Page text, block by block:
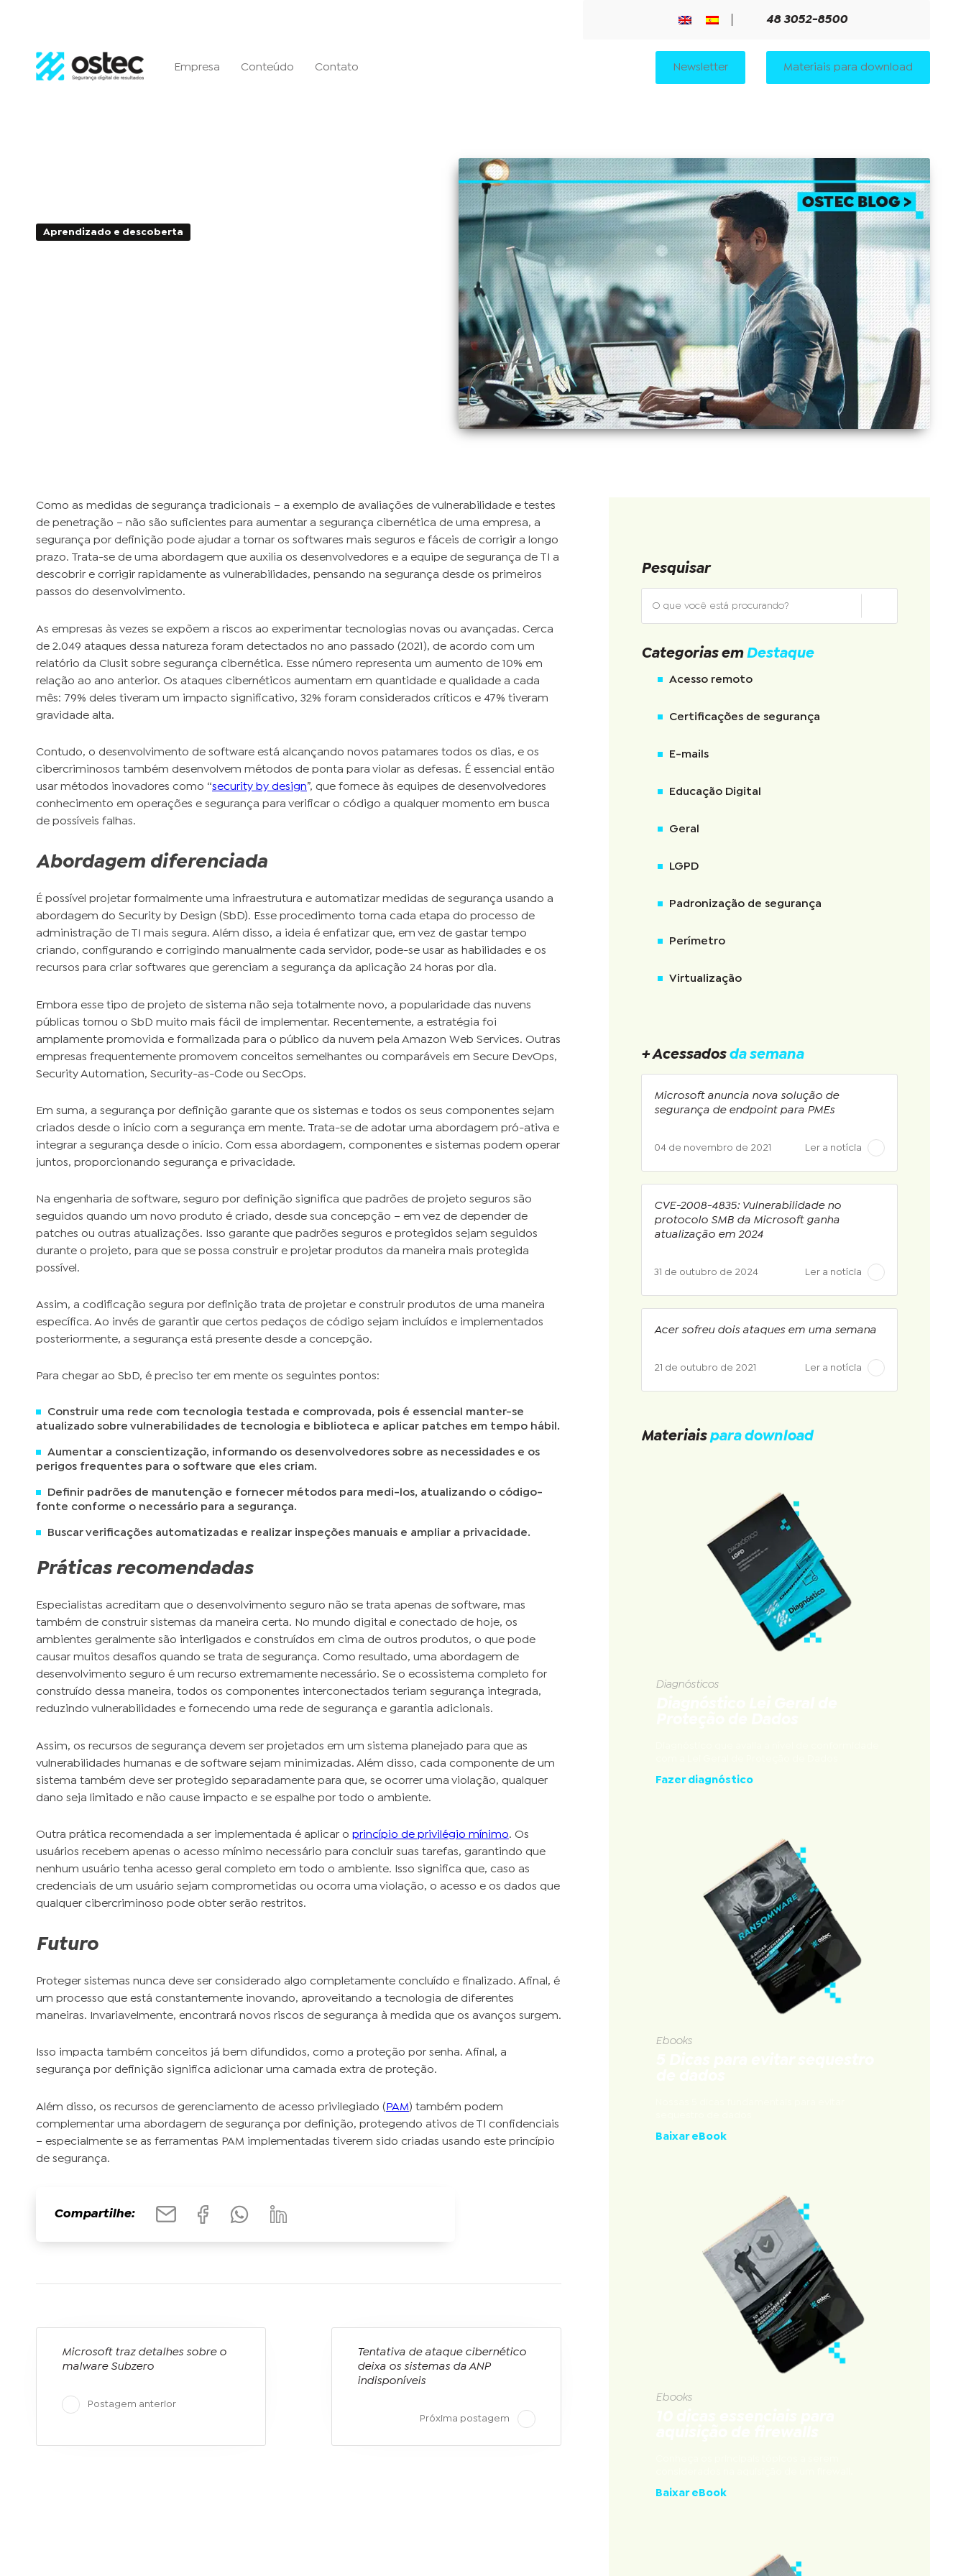
48 3052-8500
Empresa Conteúdo Contato Newsletter Materiais para download
Aprendizado e descoberta
Como as medidas de segurança tradicionais – a exemplo de avaliações de vulnerabilidade e testes
de penetração – não são suficientes para aumentar a segurança cibernética de uma empresa, a
segurança por definição pode ajudar a tornar os softwares mais seguros e fáceis de corrigir a longo
prazo. Trata-se de uma abordagem que auxilia os desenvolvedores e a equipe de segurança de TI a
descobrir e corrigir rapidamente as vulnerabilidades, pensando na segurança desde os primeiros
passos do desenvolvimento.
As empresas às vezes se expõem a riscos ao experimentar tecnologias novas ou avançadas. Cerca
de 2.049 ataques dessa natureza foram detectados no ano passado (2021), de acordo com um
relatório da Clusit sobre segurança cibernética. Esse número representa um aumento de 10% em
relação ao ano anterior. Os ataques cibernéticos aumentam em quantidade e qualidade a cada
mês: 79% deles tiveram um impacto significativo, 32% foram considerados críticos e 47% tiveram
gravidade alta.
Contudo, o desenvolvimento de software está alcançando novos patamares todos os dias, e os
cibercriminosos também desenvolvem métodos de ponta para violar as defesas. É essencial então
usar métodos inovadores como “security by design”, que fornece às equipes de desenvolvedores
conhecimento em operações e segurança para verificar o código a qualquer momento em busca
de possíveis falhas.
Abordagem diferenciada
É possível projetar formalmente uma infraestrutura e automatizar medidas de segurança usando a
abordagem do Security by Design (SbD). Esse procedimento torna cada etapa do processo de
administração de TI mais segura. Além disso, a ideia é enfatizar que, em vez de gastar tempo
criando, configurando e corrigindo manualmente cada servidor, pode-se usar as habilidades e os
recursos para criar softwares que gerenciam a segurança da aplicação 24 horas por dia.
Embora esse tipo de projeto de sistema não seja totalmente novo, a popularidade das nuvens
públicas tornou o SbD muito mais fácil de implementar. Recentemente, a estratégia foi
amplamente promovida e formalizada para o público da nuvem pela Amazon Web Services. Outras
empresas frequentemente promovem conceitos semelhantes ou comparáveis em Secure DevOps,
Security Automation, Security-as-Code ou SecOps.
Em suma, a segurança por definição garante que os sistemas e todos os seus componentes sejam
criados desde o início com a segurança em mente. Trata-se de adotar uma abordagem pró-ativa e
integrar a segurança desde o início. Com essa abordagem, componentes e sistemas podem operar
juntos, proporcionando segurança e privacidade.
Na engenharia de software, seguro por definição significa que padrões de projeto seguros são
seguidos quando um novo produto é criado, desde sua concepção – em vez de depender de
patches ou outras atualizações. Isso garante que padrões seguros e protegidos sejam seguidos
durante o projeto, para que se possa construir e projetar produtos da maneira mais protegida
possível.
Assim, a codificação segura por definição trata de projetar e construir produtos de uma maneira
específica. Ao invés de garantir que certos pedaços de código sejam incluídos e implementados
posteriormente, a segurança está presente desde a concepção.
Para chegar ao SbD, é preciso ter em mente os seguintes pontos:
Construir uma rede com tecnologia testada e comprovada, pois é essencial manter-se
atualizado sobre vulnerabilidades de tecnologia e biblioteca e aplicar patches em tempo hábil.
Aumentar a conscientização, informando os desenvolvedores sobre as necessidades e os
perigos frequentes para o software que eles criam.
Definir padrões de manutenção e fornecer métodos para medi-los, atualizando o código-
fonte conforme o necessário para a segurança.
Buscar verificações automatizadas e realizar inspeções manuais e ampliar a privacidade.
Práticas recomendadas
Especialistas acreditam que o desenvolvimento seguro não se trata apenas de software, mas
também de construir sistemas da maneira certa. No mundo digital e conectado de hoje, os
ambientes geralmente são interligados e construídos em cima de outros produtos, o que pode
causar muitos desafios quando se trata de segurança. Como resultado, uma abordagem de
desenvolvimento seguro é um recurso extremamente necessário. Se o ecossistema completo for
construído dessa maneira, todos os componentes interconectados teriam segurança integrada,
reduzindo vulnerabilidades e fornecendo uma rede de segurança e garantia adicionais.
Assim, os recursos de segurança devem ser projetados em um sistema planejado para que as
vulnerabilidades humanas e de software sejam minimizadas. Além disso, cada componente de um
sistema também deve ser protegido separadamente para que, se ocorrer uma violação, qualquer
dano seja limitado e não cause impacto e se espalhe por todo o ambiente.
Outra prática recomendada a ser implementada é aplicar o princípio de privilégio mínimo. Os
usuários recebem apenas o acesso mínimo necessário para concluir suas tarefas, garantindo que
nenhum usuário tenha acesso geral completo em todo o ambiente. Isso significa que, caso as
credenciais de um usuário sejam comprometidas ou ocorra uma violação, o acesso e os dados que
qualquer cibercriminoso pode obter serão restritos.
Futuro
Proteger sistemas nunca deve ser considerado algo completamente concluído e finalizado. Afinal, é
um processo que está constantemente inovando, aproveitando a tecnologia de diferentes
maneiras. Invariavelmente, encontrará novos riscos de segurança à medida que os avanços surgem.
Isso impacta também conceitos já bem difundidos, como a proteção por senha. Afinal, a
segurança por definição significa adicionar uma camada extra de proteção.
Além disso, os recursos de gerenciamento de acesso privilegiado ( PAM) também podem
complementar uma abordagem de segurança por definição, protegendo ativos de TI confidenciais
– especialmente se as ferramentas PAM implementadas tiverem sido criadas usando este princípio
de segurança.
Compartilhe:
Microsoft traz detalhes sobre o
malware Subzero
Postagem anterior
Tentativa de ataque cibernético
deixa os sistemas da ANP
indisponíveis
Próxima postagem
Pesquisar
Categorias em Destaque
Acesso remoto
Certificações de segurança
E-mails
Educação Digital
Geral
LGPD
Padronização de segurança
Perímetro
Virtualização
+ Acessados da semana
Microsoft anuncia nova solução de
segurança de endpoint para PMEs
04 de novembro de 2021 Ler a notícia
CVE-2008-4835: Vulnerabilidade no
protocolo SMB da Microsoft ganha
atualização em 2024
31 de outubro de 2024 Ler a notícia
Acer sofreu dois ataques em uma semana
21 de outubro de 2021 Ler a notícia
Materiais para download
Diagnósticos
Fazer diagnóstico
Ebooks
Baixar eBook
Ebooks
Baixar eBook